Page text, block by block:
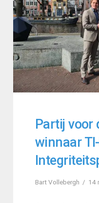
Partij voor
winnaar
Bart Vollebergh 14